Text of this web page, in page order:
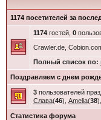
1174 посетителей за
1174гостей, 0
Crawler.de,
Полный список по:
Поздравляем с днем
3пользователей
Слава(46), Amelia(38),
Статистика форума